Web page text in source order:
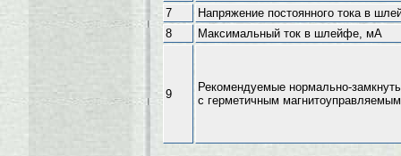
7
Напряжение постоянного тока в
8
Максимальный ток в шлейфе, мА
9
Рекомендуемые нормально-
с герметичным